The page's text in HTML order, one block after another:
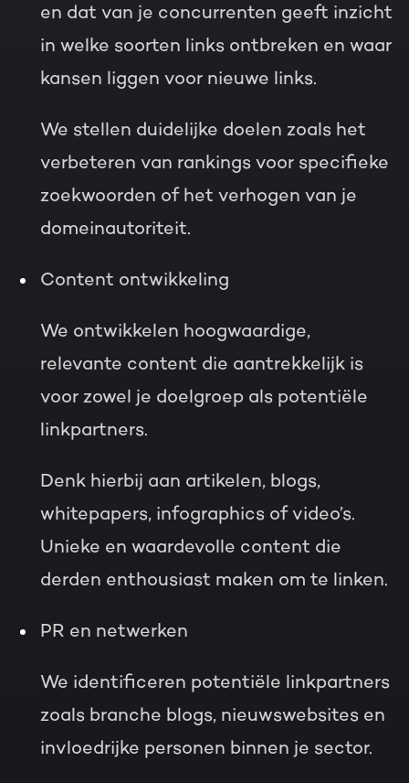
en dat van je concurrenten geeft inzicht
in welke soorten links ontbreken en waar
kansen liggen voor nieuwe links.
We stellen duidelijke doelen zoals het
verbeteren van rankings voor specifieke
zoekwoorden of het verhogen van je
domeinautoriteit.
Content ontwikkeling
We ontwikkelen hoogwaardige,
relevante content die aantrekkelijk is
voor zowel je doelgroep als potentiële
linkpartners.
Denk hierbij aan artikelen, blogs,
whitepapers, infographics of video’s.
Unieke en waardevolle content die
derden enthousiast maken om te linken.
PR en netwerken
We identificeren potentiële linkpartners
zoals branche blogs, nieuwswebsites en
invloedrijke personen binnen je sector.